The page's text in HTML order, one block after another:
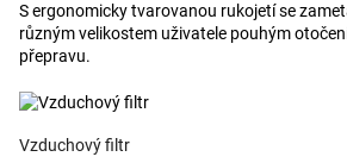
S ergonomicky tvarovanou rukojetí se
různým velikostem uživatele pouhým
přepravu.
Vzduchový filtr